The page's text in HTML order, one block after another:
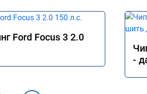
Ford Focus 3 2.0
-